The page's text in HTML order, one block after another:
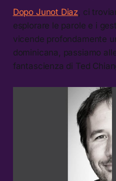
Dopo Junot Diaz , ci
esplorare le parole e i
vicende profondamente
dominicana, passiamo
fantascienza di Ted